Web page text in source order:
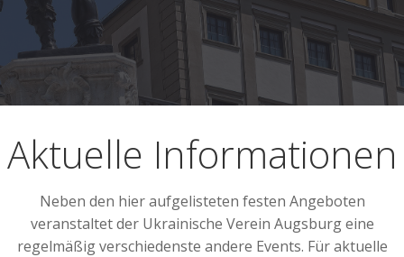
Aktuelle Informationen
Neben den hier aufgelisteten festen Angeboten
veranstaltet der Ukrainische Verein Augsburg eine
regelmäßig verschiedenste andere Events. Für aktuelle